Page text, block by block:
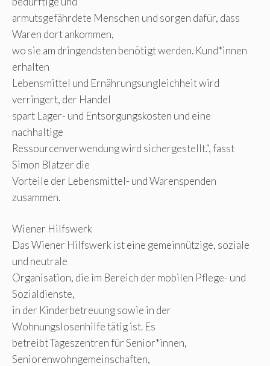
armutsgefährdete Menschen und sorgen dafür, dass
Waren dort ankommen,
wo sie am dringendsten benötigt werden. Kund*innen
erhalten
Lebensmittel und Ernährungsungleichheit wird
verringert, der Handel
spart Lager- und Entsorgungskosten und eine
nachhaltige
Ressourcenverwendung wird sichergestellt.“, fasst
Simon Blatzer die
Vorteile der Lebensmittel- und Warenspenden
zusammen.
Wiener Hilfswerk
Das Wiener Hilfswerk ist eine gemeinnützige, soziale
und neutrale
Organisation, die im Bereich der mobilen Pflege- und
Sozialdienste,
in der Kinderbetreuung sowie in der
Wohnungslosenhilfe tätig ist. Es
betreibt Tageszentren für Senior*innen,
Seniorenwohngemeinschaften,